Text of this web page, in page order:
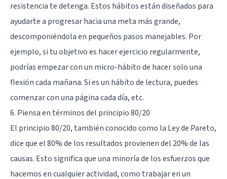
resistencia te detenga. Estos hábitos están diseñados para
ayudarte a progresar hacia una meta más grande,
descomponiéndola en pequeños pasos manejables. Por
ejemplo, si tu objetivo es hacer ejercicio regularmente,
podrías empezar con un micro-hábito de hacer solo una
flexión cada mañana. Si es un hábito de lectura, puedes
comenzar con una página cada día, etc.
6. Piensa en términos del principio 80/20
El principio 80/20, también conocido como la Ley de Pareto,
dice que el 80% de los resultados provienen del 20% de las
causas. Esto significa que una minoría de los esfuerzos que
hacemos en cualquier actividad, como trabajar en un